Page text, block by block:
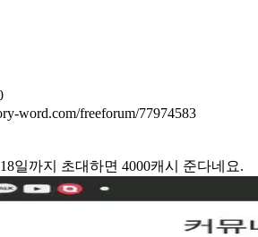
word.com/freeforum/77974583
일까지 초대하면 4000캐시 준다네요.